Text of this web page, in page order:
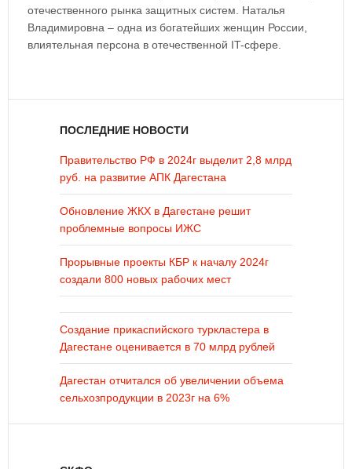
отечественного рынка защитных систем. Наталья
Владимировна – одна из богатейших женщин России,
влиятельная персона в отечественной IT-сфере.
ПОСЛЕДНИЕ НОВОСТИ
Правительство РФ в 2024г выделит 2,8 млрд
руб. на развитие АПК Дагестана
Обновление ЖКХ в Дагестане решит
проблемные вопросы ИЖС
Прорывные проекты КБР к началу 2024г
создали 800 новых рабочих мест
Создание прикаспийского туркластера в
Дагестане оценивается в 70 млрд рублей
Дагестан отчитался об увеличении объема
сельхозпродукции в 2023г на 6%